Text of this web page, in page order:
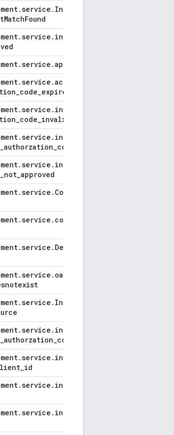
.service . Invalid
MatchFound
.service . invalid
.service .app
.service .access
_code_expired
.service . invalid
_code_invalid
.service . invalid
_authorzation_code
.service . invalid
_not_approved
.service . Company
.service . consumer
.service . Developer
.service . oauth10
.service . Invalid
.service . invalid
_authorzation_code
.service . invalid
_id
.service . invalid
.service . invalid